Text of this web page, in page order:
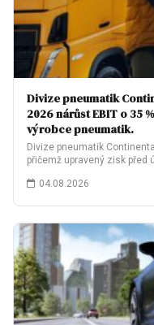
Divize pneumatik
2026 nárůst EBIT o 35
výrobce pneumatik.
Divize pneumatik
přičemž upravený zisk před
04.08.2026